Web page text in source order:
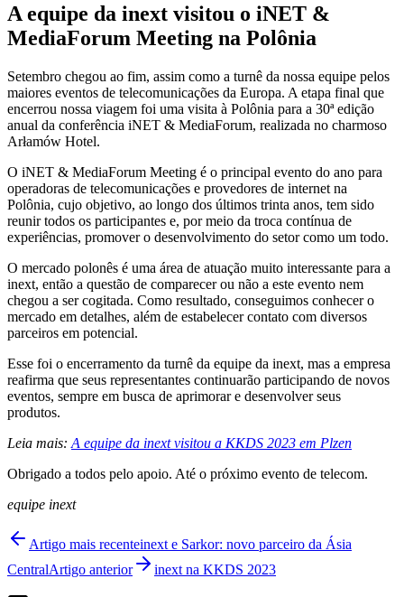
A equipe da inext visitou o iNET &
MediaForum Meeting na Polônia
Setembro chegou ao fim, assim como a turnê da nossa equipe pelos
maiores eventos de telecomunicações da Europa. A etapa final que
encerrou nossa viagem foi uma visita à Polônia para a 30ª edição
anual da conferência iNET & MediaForum, realizada no charmoso
Arłamów Hotel.
O iNET & MediaForum Meeting é o principal evento do ano para
operadoras de telecomunicações e provedores de internet na
Polônia, cujo objetivo, ao longo dos últimos trinta anos, tem sido
reunir todos os participantes e, por meio da troca contínua de
experiências, promover o desenvolvimento do setor como um todo.
O mercado polonês é uma área de atuação muito interessante para a
inext, então a questão de comparecer ou não a este evento nem
chegou a ser cogitada. Como resultado, conseguimos conhecer o
mercado em detalhes, além de estabelecer contato com diversos
parceiros em potencial.
Esse foi o encerramento da turnê da equipe da inext, mas a empresa
reafirma que seus representantes continuarão participando de novos
eventos, sempre em busca de aprimorar e desenvolver seus
produtos.
Leia mais: A equipe da inext visitou a KKDS 2023 em Plzen
Obrigado a todos pelo apoio. Até o próximo evento de telecom.
equipe inext
Artigo mais recenteinext e Sarkor: novo parceiro da Ásia
CentralArtigo anterior inext na KKDS 2023